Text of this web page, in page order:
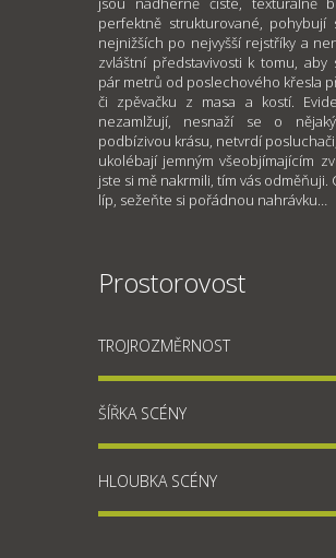
perfektně strukturované,
nejnižších po nejvyšší rejstříky a
zvláštní představivosti k tomu, aby
pár metrů od poslechového křesla
či zpěvačku z masa a kostí.
nezamlžují, nesnaží se o
podbízivou krásu, netvrdí
ukolébají jemným všeobjímajícím
jste si mě nakrmili, tím vás odměňuji.
líp, sežeňte si pořádnou nahrávku…
Prostorovost
TROJROZMĚRNOST
ŠÍŘKA SCÉNY
HLOUBKA SCÉNY